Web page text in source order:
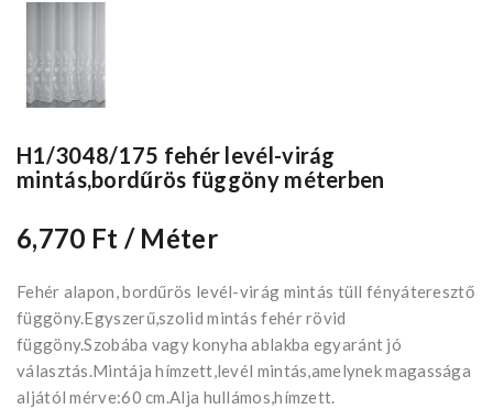
H1/3048/175 fehér levél-virág
mintás,bordűrös függöny méterben
6,770 Ft / Méter
Fehér alapon, bordűrös levél-virág mintás tüll fényáteresztő
függöny.Egyszerű,szolid mintás fehér rövid
függöny.Szobába vagy konyha ablakba egyaránt jó
választás.Mintája hímzett,levél mintás,amelynek magassága
aljától mérve:60 cm.Alja hullámos,hímzett.